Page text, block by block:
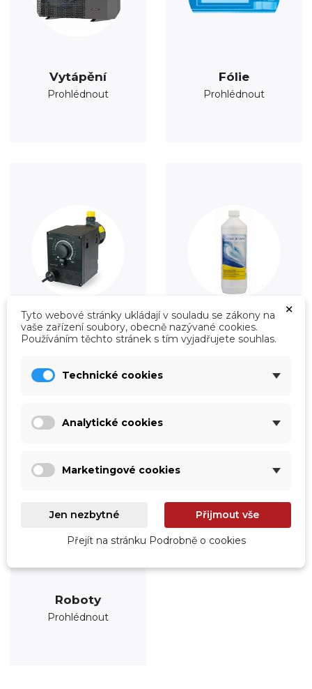
Vytápění
Prohlédnout
Fólie
Prohlédnout
Úprava vody Údržba
Roboty
Prohlédnout
×
Tyto webové stránky ukládají v souladu se zákony na
vaše zařízení soubory, obecně nazývané cookies.
Používáním těchto stránek s tím vyjadřujete souhlas.
Technické cookies
Analytické cookies
Marketingové cookies
Jen nezbytné Přijmout vše
Přejít na stránku Podrobně o cookies